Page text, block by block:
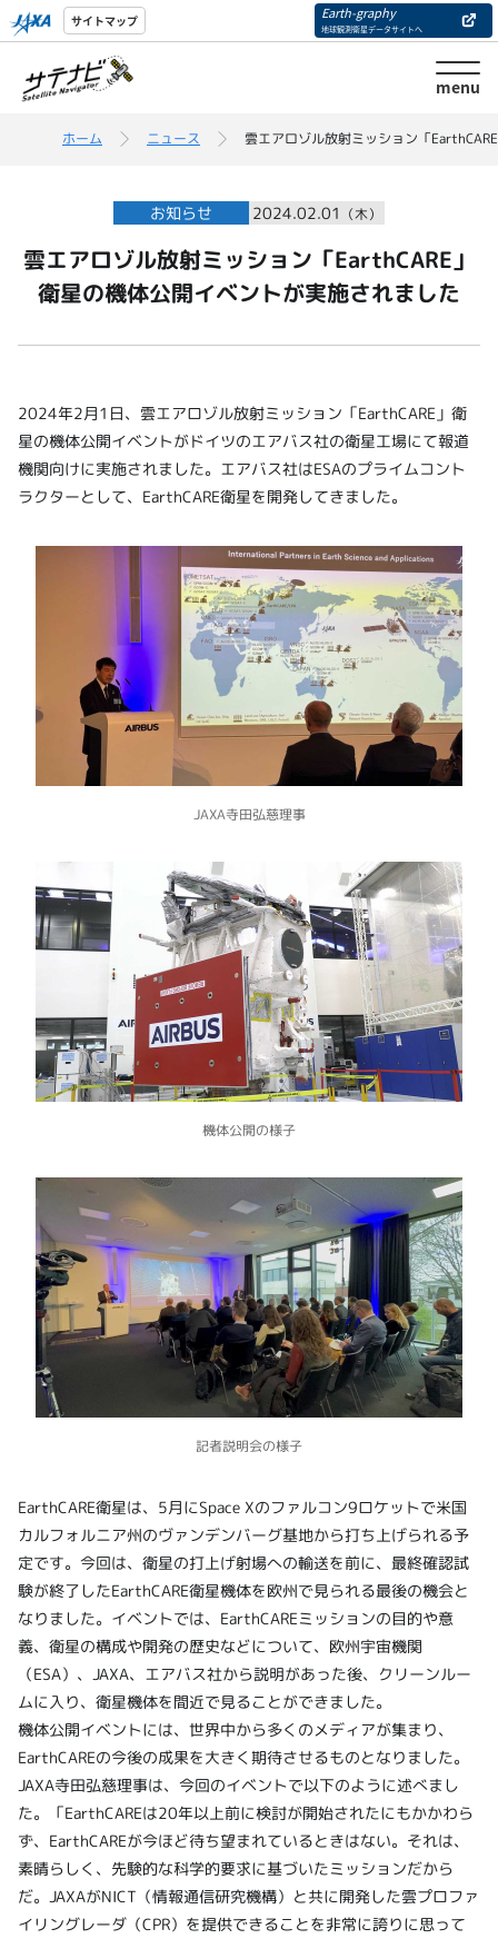
サイトマップ Earth-graphy
地球観測衛星データサイトへ
menu
ホーム ニュース 雲エアロゾル放射ミッション「
お知らせ 2024.02.01 （木）
雲エアロゾル放射ミッション「EarthCARE」
衛星の機体公開イベントが実施されました
2024年2月1日、雲エアロゾル放射ミッション「EarthCARE」衛
星の機体公開イベントがドイツのエアバス社の衛星工場にて報道
機関向けに実施されました。エアバス社はESAのプライムコント
ラクターとして、EarthCARE衛星を開発してきました。
JAXA寺田弘慈理事
機体公開の様子
記者説明会の様子
EarthCARE衛星は、5月にSpace Xのファルコン9ロケットで米国
カルフォルニア州のヴァンデンバーグ基地から打ち上げられる予
定です。今回は、衛星の打上げ射場への輸送を前に、最終確認試
験が終了したEarthCARE衛星機体を欧州で見られる最後の機会と
なりました。イベントでは、EarthCAREミッションの目的や意
義、衛星の構成や開発の歴史などについて、欧州宇宙機関
（ESA）、JAXA、エアバス社から説明があった後、クリーンルー
ムに入り、衛星機体を間近で見ることができました。
機体公開イベントには、世界中から多くのメディアが集まり、
EarthCAREの今後の成果を大きく期待させるものとなりました。
JAXA寺田弘慈理事は、今回のイベントで以下のように述べまし
た。「EarthCAREは20年以上前に検討が開始されたにもかかわら
ず、EarthCAREが今ほど待ち望まれているときはない。それは、
素晴らしく、先験的な科学的要求に基づいたミッションだから
だ。JAXAがNICT（情報通信研究機構）と共に開発した雲プロファ
イリングレーダ（CPR）を提供できることを非常に誇りに思って